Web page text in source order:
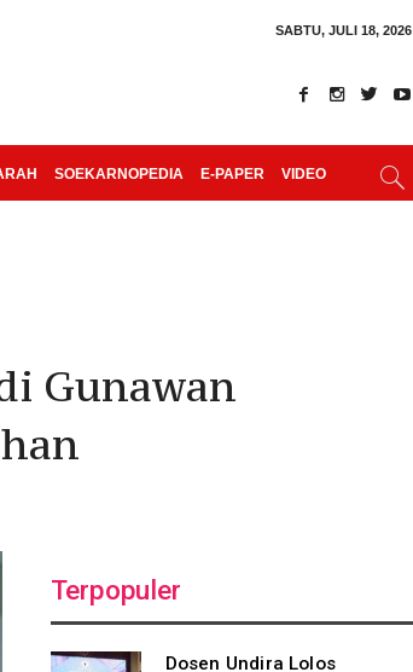
SABTU, JULI 18, 2026
SOEKARNOPEDIA E-PAPER VIDEO
Gunawan
Terpopuler
Dosen Undira Lolos